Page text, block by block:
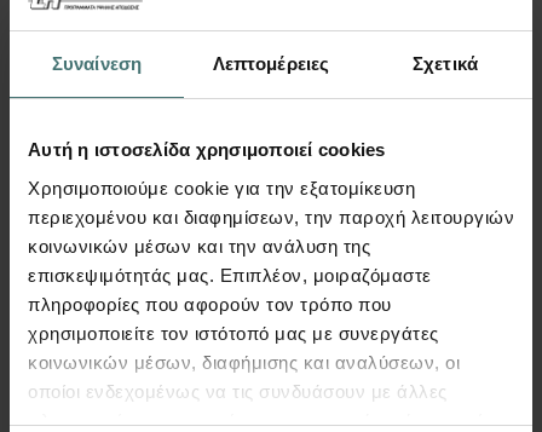
Συναίνεση Λεπτομέρειες Σχετικά
Αυτή η ιστοσελίδα χρησιμοποιεί cookies
Χρησιμοποιούμε cookie για την εξατομίκευση
περιεχομένου και διαφημίσεων, την παροχή λειτουργιών
κοινωνικών μέσων και την ανάλυση της
επισκεψιμότητάς μας. Επιπλέον, μοιραζόμαστε
πληροφορίες που αφορούν τον τρόπο που
χρησιμοποιείτε τον ιστότοπό μας με συνεργάτες
κοινωνικών μέσων, διαφήμισης και αναλύσεων, οι
οποίοι ενδεχομένως να τις συνδυάσουν με άλλες
πληροφορίες που τους έχετε παραχωρήσει ή τις οποίες
3D δημιουργία & επεξεργασία
αρχιτεκτονικού μοντέλου –
Synθesis for Tekton
Tekton | Video
Σε αυτό το video παρουσιάζεται το Synθesis for
Tekton, η δυνατότητα δημιουργίας,
επεξεργασίας & επέκτασης του αρχιτεκτονικού